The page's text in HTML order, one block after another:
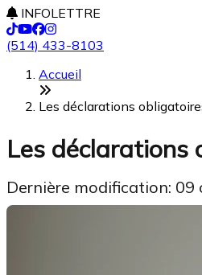
INFOLETTRE
(514) 433-8103
Accueil
Les déclarations
Les déclarations
Dernière modification: 09